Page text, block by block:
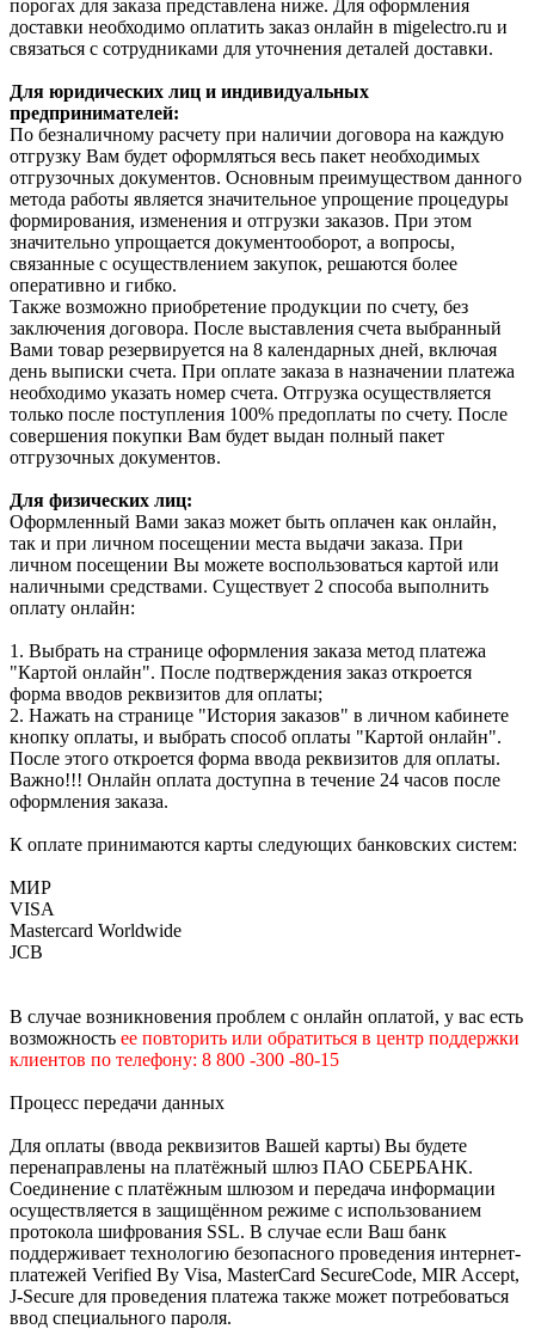
порогах для заказа представлена ниже. Для оформления
доставки необходимо оплатить заказ онлайн в migelectro.ru и
связаться с сотрудниками для уточнения деталей доставки.
Для юридических лиц и индивидуальных
предпринимателей:
По безналичному расчету при наличии договора на каждую
отгрузку Вам будет оформляться весь пакет необходимых
отгрузочных документов. Основным преимуществом данного
метода работы является значительное упрощение процедуры
формирования, изменения и отгрузки заказов. При этом
значительно упрощается документооборот, а вопросы,
связанные с осуществлением закупок, решаются более
оперативно и гибко.
Также возможно приобретение продукции по счету, без
заключения договора. После выставления счета выбранный
Вами товар резервируется на 8 календарных дней, включая
день выписки счета. При оплате заказа в назначении платежа
необходимо указать номер счета. Отгрузка осуществляется
только после поступления 100% предоплаты по счету. После
совершения покупки Вам будет выдан полный пакет
отгрузочных документов.
Для физических лиц:
Оформленный Вами заказ может быть оплачен как онлайн,
так и при личном посещении места выдачи заказа. При
личном посещении Вы можете воспользоваться картой или
наличными средствами. Существует 2 способа выполнить
оплату онлайн:
1. Выбрать на странице оформления заказа метод платежа
"Картой онлайн". После подтверждения заказ откроется
форма вводов реквизитов для оплаты;
2. Нажать на странице "История заказов" в личном кабинете
кнопку оплаты, и выбрать способ оплаты "Картой онлайн".
После этого откроется форма ввода реквизитов для оплаты.
Важно!!! Онлайн оплата доступна в течение 24 часов после
оформления заказа.
К оплате принимаются карты следующих банковских систем:
МИР
VISA
Mastercard Worldwide
JCB
В случае возникновения проблем с онлайн оплатой, у вас есть
возможность ее повторить или обратиться в центр поддержки
клиентов по телефону: 8 800 -300 -80-15
Процесс передачи данных
Для оплаты (ввода реквизитов Вашей карты) Вы будете
перенаправлены на платёжный шлюз ПАО СБЕРБАНК.
Соединение с платёжным шлюзом и передача информации
осуществляется в защищённом режиме с использованием
протокола шифрования SSL. В случае если Ваш банк
поддерживает технологию безопасного проведения интернет-
платежей Verified By Visa, MasterCard SecureCode, MIR Accept,
J-Secure для проведения платежа также может потребоваться
ввод специального пароля.